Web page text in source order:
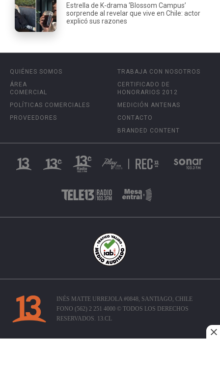
Estrella de K-drama ‘Blossom Campus’
sorprende al revelar que vive en Chile: actor
explicó sus razones
QUIÉNES SOMOS
ÁREA
COMERCIAL
POLÍTICAS COMERCIALES
PROVEEDORES
TRABAJA CON NOSOTROS
CERTIFICADO DE
HONORARIOS 2012
MEDICIÓN ANTENAS
CONTACTO
BRANDED CONTENT
INÉS MATTE URREJOLA #0848, SANTIAGO, CHILE
FONO (562) 2 251 4000 © TODOS LOS DERECHOS
RESERVADOS. 13.CL